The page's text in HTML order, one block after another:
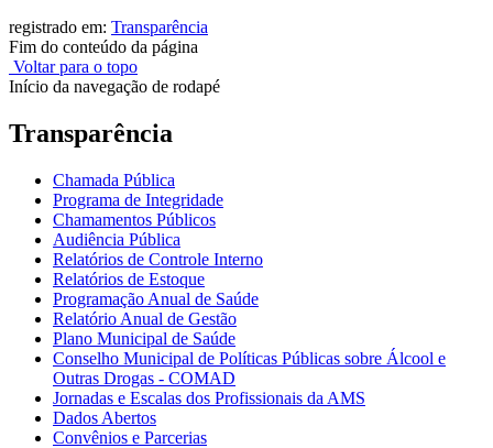
registrado em: Transparência
Fim do conteúdo da página
Voltar para o topo
Início da navegação de rodapé
Transparência
Chamada Pública
Programa de Integridade
Chamamentos Públicos
Audiência Pública
Relatórios de Controle Interno
Relatórios de Estoque
Programação Anual de Saúde
Relatório Anual de Gestão
Plano Municipal de Saúde
Conselho Municipal de Políticas Públicas sobre Álcool e
Outras Drogas - COMAD
Jornadas e Escalas dos Profissionais da AMS
Dados Abertos
Convênios e Parcerias